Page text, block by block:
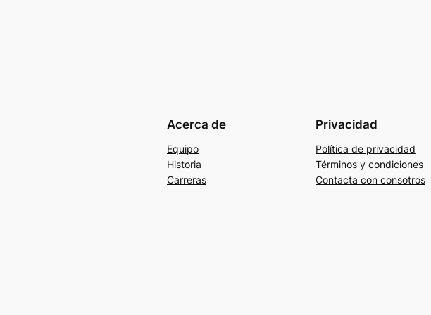
Acerca de
Equipo
Historia
Carreras
Privacidad
Política de privacidad
Términos y condiciones
Contacta con consotros